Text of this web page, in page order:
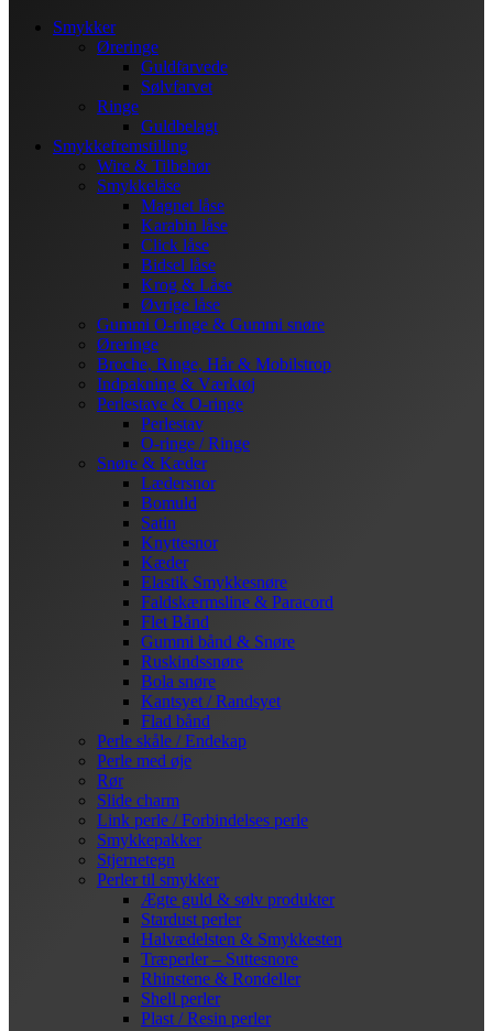
Smykker
Øreringe
Guldfarvede
Sølvfarvet
Ringe
Guldbelagt
Smykkefremstilling
Wire & Tilbehør
Smykkelåse
Magnet låse
Karabin låse
Click låse
Bidsel låse
Krog & Låse
Øvrige låse
Gummi O-ringe & Gummi snøre
Øreringe
Broche, Ringe, Hår & Mobilstrop
Indpakning & Værktøj
Perlestave & O-ringe
Perlestav
O-ringe / Ringe
Snøre & Kæder
Lædersnor
Bomuld
Satin
Knyttesnor
Kæder
Elastik Smykkesnøre
Faldskærmsline & Paracord
Flet Bånd
Gummi bånd & Snøre
Ruskindssnøre
Bola snøre
Kantsyet / Randsyet
Flad bånd
Perle skåle / Endekap
Perle med øje
Rør
Slide charm
Link perle / Forbindelses perle
Smykkepakker
Stjernetegn
Perler til smykker
Ægte guld & sølv produkter
Stardust perler
Halvædelsten & Smykkesten
Træperler – Suttesnore
Rhinstene & Rondeller
Shell perler
Plast / Resin perler